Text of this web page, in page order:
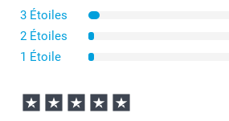
3 Étoiles
2 Étoiles
1 Étoile